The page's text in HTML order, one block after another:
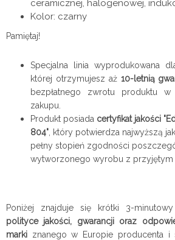
ceramicznej, halogenowej,
Kolor: czarny
Pamiętaj!
Specjalna linia wyprodukowana
której otrzymujesz aż 10-letnią
bezpłatnego zwrotu produktu
zakupu.
Produkt posiada certyfikat jakości
804" , który potwierdza najwyższą
pełny stopień zgodności
wytworzonego wyrobu z przyjętym
Poniżej znajduje się krótki 3-minutowy
polityce jakości, gwarancji oraz
marki znanego w Europie producenta i